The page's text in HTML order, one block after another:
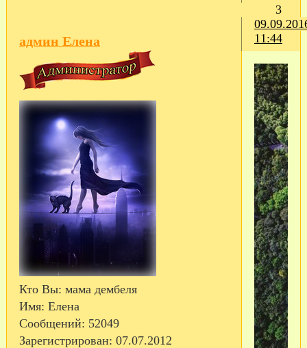
3
11:44
админ Елена
Кто Вы: мама дембеля
Имя: Елена
Сообщений: 52049
Зарегистрирован: 07.07.2012